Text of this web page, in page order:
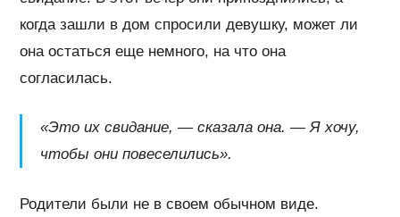
когда зашли в дом спросили девушку, может ли
она остаться еще немного, на что она
согласилась.
«Это их свидание, — сказала она. — Я хочу,
чтобы они повеселились».
Родители были не в своем обычном виде.